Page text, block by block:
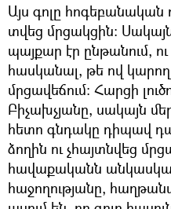
Այս գոլը հոգեբանական
տվեց մրցակցին։
պայքար էր ընթանում,
հասկանալ, թե ով կարող
մրցավեճում։ Հարցի
Բիչախչյանը, սակայն
հետո գնդակը դիպավ
ձողին ու չհայտնվեց
հավաքականն
հաջողությանը,